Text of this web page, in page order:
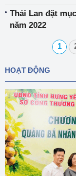
Thái Lan đặt
năm 2022
1
HOẠT ĐỘNG